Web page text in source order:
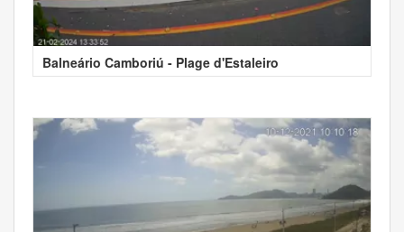
Balneário Camboriú - Plage d'Estaleiro